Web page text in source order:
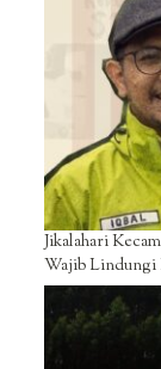
Jikalahari
Wajib Lindungi